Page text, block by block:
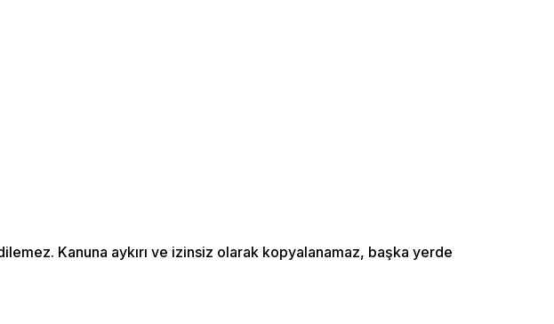
Kanuna aykırı ve izinsiz olarak kopyalanamaz, başka yerde